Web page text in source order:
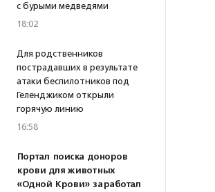
с бурыми медведями
18:02
Для родственников
пострадавших в результате
атаки беспилотников под
Геленджиком открыли
горячую линию
16:58
Портал поиска доноров
крови для животных
«Одной Крови» заработал